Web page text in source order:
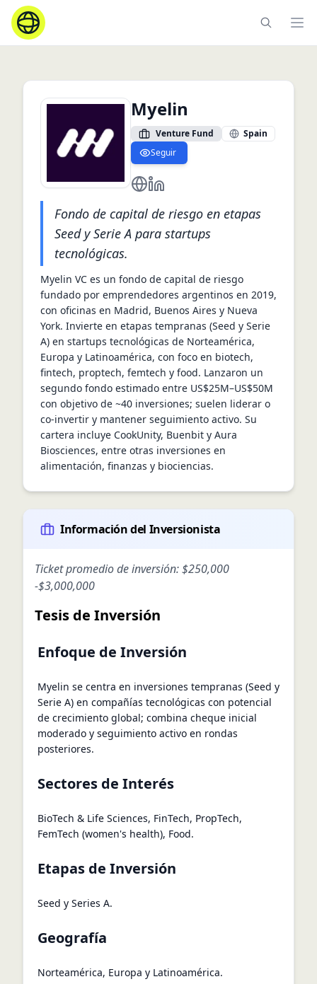
Myelin
Venture Fund
Spain
Seguir
https://myelin.vc/
https://www.linkedin.com/
Fondo de capital de riesgo en etapas
Seed y Serie A para startups
tecnológicas.
Myelin VC es un fondo de capital de riesgo
fundado por emprendedores argentinos en 2019,
con oficinas en Madrid, Buenos Aires y Nueva
York. Invierte en etapas tempranas (Seed y Serie
A) en startups tecnológicas de Norteamérica,
Europa y Latinoamérica, con foco en biotech,
fintech, proptech, femtech y food. Lanzaron un
segundo fondo estimado entre US$25M–US$50M
con objetivo de ~40 inversiones; suelen liderar o
co-invertir y mantener seguimiento activo. Su
cartera incluye CookUnity, Buenbit y Aura
Biosciences, entre otras inversiones en
alimentación, finanzas y biociencias.
Información del Inversionista
Ticket promedio de inversión:$250,000
-$3,000,000
Tesis de Inversión
Enfoque de Inversión
Myelin se centra en inversiones tempranas (Seed y
Serie A) en compañías tecnológicas con potencial
de crecimiento global; combina cheque inicial
moderado y seguimiento activo en rondas
posteriores.
Sectores de Interés
BioTech & Life Sciences, FinTech, PropTech,
FemTech (women's health), Food.
Etapas de Inversión
Seed y Series A.
Geografía
Norteamérica, Europa y Latinoamérica.